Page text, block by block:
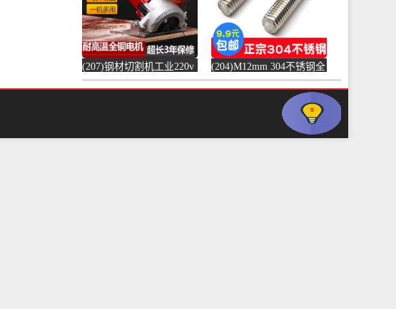
(207)钢材切割机工业220v
水泥混凝土金属混泥土水
(204)M12mm 304不锈钢全
螺纹螺杆牙条通丝螺柱全
丝-螺纹钢(浴当家旗舰店